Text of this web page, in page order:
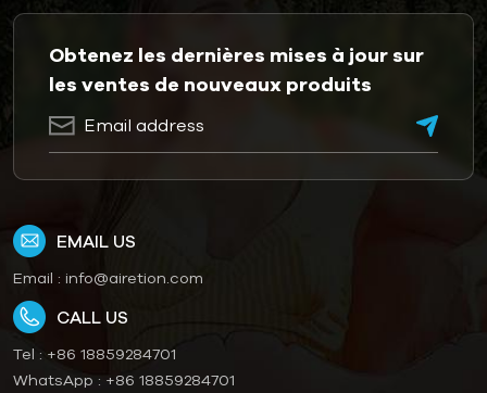
Obtenez les dernières mises à jour sur
les ventes de nouveaux produits
EMAIL US
Email : info@airetion.com
CALL US
Tel : +86 18859284701
WhatsApp : +86 18859284701